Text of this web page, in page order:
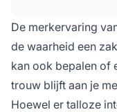
of diensten
De merkervaring
de waarheid een
kan ook bepalen of
trouw blijft aan je
Hoewel er talloze